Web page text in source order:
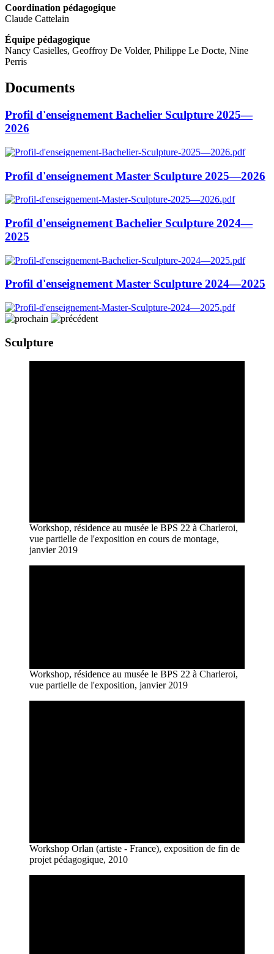
Coordination pédagogique
Claude Cattelain
Équipe pédagogique
Nancy Casielles, Geoffroy De Volder, Philippe Le Docte, Nine
Perris
Documents
Profil d'enseignement Bachelier Sculpture 2025—
2026
Profil d'enseignement Master Sculpture 2025—2026
Profil d'enseignement Bachelier Sculpture 2024—
2025
Profil d'enseignement Master Sculpture 2024—2025
Sculpture
Workshop, résidence au musée le BPS 22 à Charleroi,
vue partielle de l'exposition en cours de montage,
janvier 2019
Workshop, résidence au musée le BPS 22 à Charleroi,
vue partielle de l'exposition, janvier 2019
Workshop Orlan (artiste - France), exposition de fin de
projet pédagogique, 2010